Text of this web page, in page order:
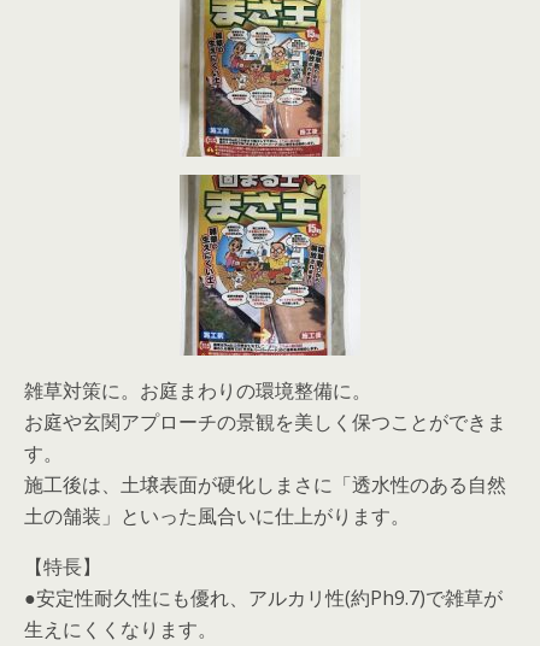
雑草対策に。お庭まわりの環境整備に。
お庭や玄関アプローチの景観を美しく保つことができま
す。
施工後は、土壌表面が硬化しまさに「透水性のある自然
土の舗装」といった風合いに仕上がります。
【特長】
●安定性耐久性にも優れ、アルカリ性(約Ph9.7)で雑草が
生えにくくなります。